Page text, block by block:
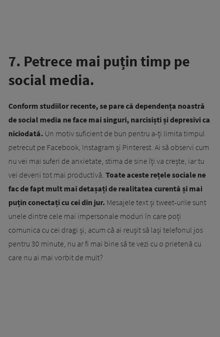
7. Petrece mai puțin timp pe
social media.
Conform studiilor recente, se pare că dependența noastră
de social media ne face mai singuri, narcisiști și depresivi ca
niciodată. Un motiv suficient de bun pentru a-ți limita timpul
petrecut pe Facebook, Instagram și Pinterest. Ai să observi cum
nu vei mai suferi de anxietate, stima de sine îți va crește, iar tu
vei deveni tot mai productivă. Toate aceste rețele sociale ne
fac de fapt mult mai detașați de realitatea curentă și mai
puțin conectați cu cei din jur. Mesajele text și tweet-urile sunt
unele dintre cele mai impersonale moduri în care poți
comunica cu cei dragi și, acum că ai reușit să lași telefonul jos
pentru 30 minute, nu ar fi mai bine să te vezi cu o prietenă cu
care nu ai mai vorbit de mult?